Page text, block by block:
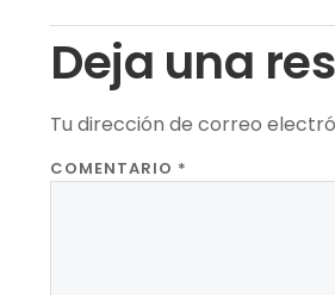
Deja una
Tu dirección de correo
COMENTARIO *